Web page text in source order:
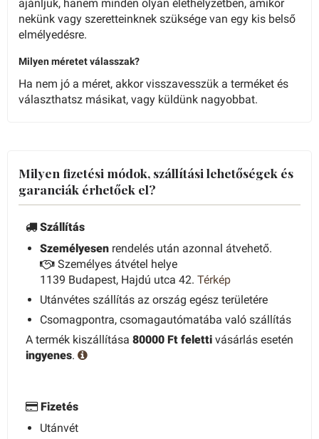
ajánljuk, hanem minden olyan élethelyzetben, amikor
nekünk vagy szeretteinknek szüksége van egy kis belső
elmélyedésre.
Milyen méretet válasszak?
Ha nem jó a méret, akkor visszavesszük a terméket és
választhatsz másikat, vagy küldünk nagyobbat.
Milyen fizetési módok, szállítási lehetőségek és
garanciák érhetőek el?
Szállítás
Személyesen rendelés után azonnal átvehető.
Személyes átvétel helye
1139 Budapest, Hajdú utca 42. Térkép
Utánvétes szállítás az ország egész területére
Csomagpontra, csomagautómatába való szállítás
A termék kiszállítása 80000 Ft feletti vásárlás esetén
ingyenes.
Fizetés
Utánvét